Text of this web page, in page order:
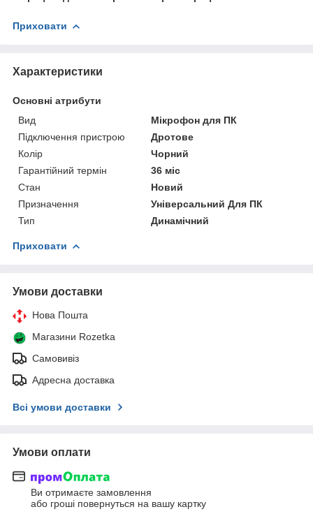
Приховати
Характеристики
Основні атрибути
Вид
Мікрофон для ПК
Підключення пристрою
Дротове
Колір
Чорний
Гарантійний термін
36 міс
Стан
Новий
Призначення
Універсальний Для ПК
Тип
Динамічний
Приховати
Умови доставки
Нова Пошта
Магазини Rozetka
Самовивіз
Адресна доставка
Всі умови доставки
Умови оплати
Ви отримаєте замовлення
або гроші повернуться на вашу картку